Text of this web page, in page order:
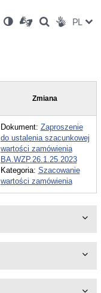
Ustawienia
Wersja
kontrastowa
Dla
niesłyszących
OtwórzOtwórz
w
Otwórz
w
Social PL
Zmiana
Dokument: Zaproszenie
do ustalenia szacunkowej
wartości zamówienia
BA.WZP.26.1.25.2023
Kategoria: Szacowanie
wartości zamówienia